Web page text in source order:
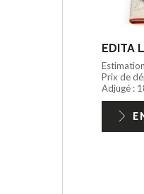
Prix de
Adjugé :